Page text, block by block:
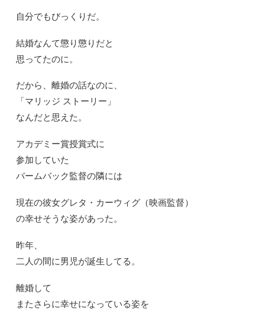
自分でもびっくりだ。
結婚なんて懲り懲りだと
思ってたのに。
だから、離婚の話なのに、
「マリッジ ストーリー」
なんだと思えた。
アカデミー賞授賞式に
参加していた
バームバック監督の隣には
現在の彼女グレタ・カーウィグ（映画監督）
の幸せそうな姿があった。
昨年、
二人の間に男児が誕生してる。
離婚して
またさらに幸せになっている姿を